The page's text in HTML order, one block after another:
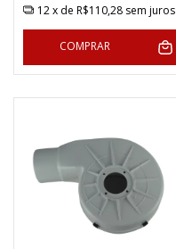
12x de R$110,28 sem juros
COMPRAR